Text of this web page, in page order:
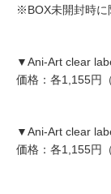
※BOX未開封時に
▼Ani-Art clear
価格：各1,155円
▼Ani-Art clear
価格：各1,155円